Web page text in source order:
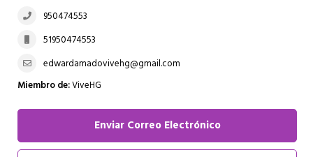
950474553
51950474553
edwardamadovivehg@gmail.com
Miembro de:ViveHG
Enviar Correo Electrónico